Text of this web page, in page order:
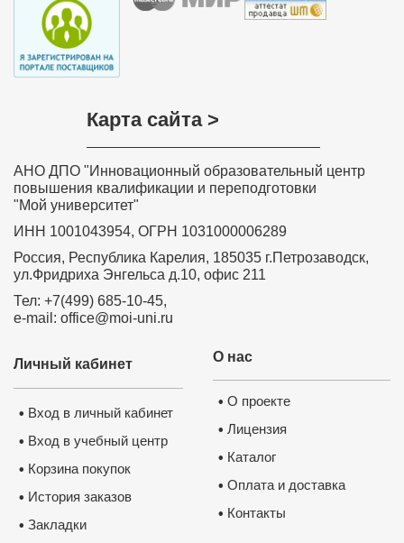
Карта сайта >
АНО ДПО "Инновационный образовательный центр
повышения квалификации и переподготовки
"Мой университет"
ИНН 1001043954, ОГРН 1031000006289
Россия, Республика Карелия, 185035 г.Петрозаводск,
ул.Фридриха Энгельса д.10, офис 211
Тел: +7(499) 685-10-45,
e-mail: office@moi-uni.ru
О нас
• О проекте
• Лицензия
• Каталог
• Оплата и доставка
• Контакты
Личный кабинет
• Вход в личный кабинет
• Вход в учебный центр
• Корзина покупок
• История заказов
• Закладки